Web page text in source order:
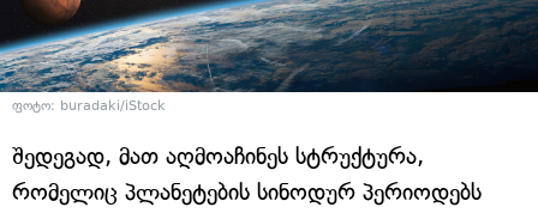
ფოტო: buradaki/iStock
შედეგად, მათ აღმოაჩინეს სტრუქტურა,
რომელიც პლანეტების სინოდურ პერიოდებს